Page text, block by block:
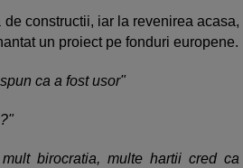
de constructii, iar la revenirea acasa,
un proiect pe fonduri europene.
ca a fost usor"
birocratia, multe hartii cred ca